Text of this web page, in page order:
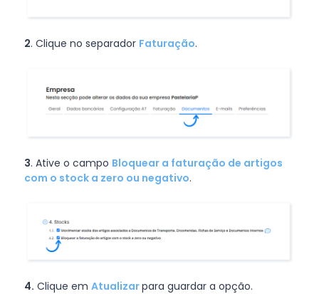
2. Clique no separador Faturação.
3. Ative o campo Bloquear a faturação de artigos
com o stock a zero ou negativo.
4. Clique em Atualizarpara guardar a opção.